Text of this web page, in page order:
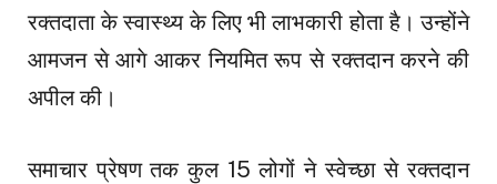
रक्तदाता के स्वास्थ्य के लिए भी लाभकारी होता है। उन्होंने
आमजन से आगे आकर नियमित रूप से रक्तदान करने की
अपील की।
समाचार प्रेषण तक कुल 15 लोगों ने स्वेच्छा से रक्तदान